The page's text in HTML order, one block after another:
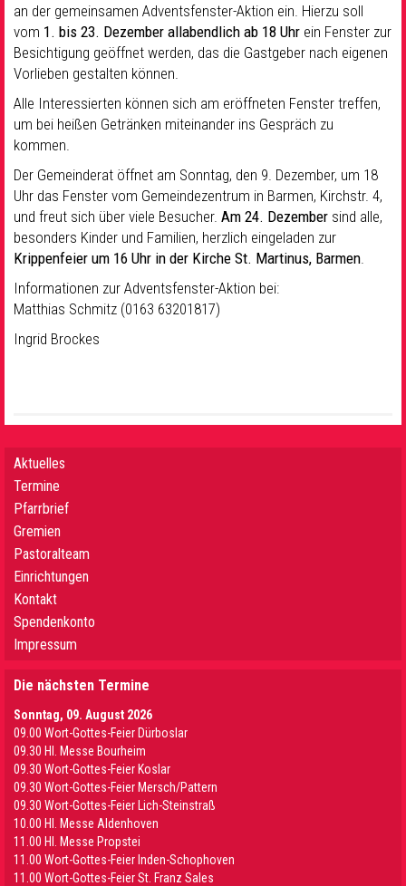
an der gemeinsamen Adventsfenster-Aktion ein. Hierzu soll
vom 1. bis 23. Dezember allabendlich ab 18 Uhr ein Fenster zur
Besichtigung geöffnet werden, das die Gastgeber nach eigenen
Vorlieben gestalten können.
Alle Interessierten können sich am eröffneten Fenster treffen,
um bei heißen Getränken miteinander ins Gespräch zu
kommen.
Der Gemeinderat öffnet am Sonntag, den 9. Dezember, um 18
Uhr das Fenster vom Gemeindezentrum in Barmen, Kirchstr. 4,
und freut sich über viele Besucher. Am 24. Dezember sind alle,
besonders Kinder und Familien, herzlich eingeladen zur
Krippenfeier um 16 Uhr in der Kirche St. Martinus, Barmen
Informationen zur Adventsfenster-Aktion bei:
Matthias Schmitz (0163 63201817)
Ingrid Brockes
Aktuelles
Termine
Pfarrbrief
Gremien
Pastoralteam
Einrichtungen
Kontakt
Spendenkonto
Impressum
Die nächsten Termine
Sonntag, 09. August 2026
09.00 Wort-Gottes-Feier Dürboslar
09.30 HI. Messe Bourheim
09.30 Wort-Gottes-Feier Koslar
09.30 Wort-Gottes-Feier Mersch/Pattern
09.30 Wort-Gottes-Feier Lich-Steinstraß
10.00 Hl. Messe Aldenhoven
11.00 Hl. Messe Propstei
11.00 Wort-Gottes-Feier Inden-Schophoven
11.00 Wort-Gottes-Feier St. Franz Sales